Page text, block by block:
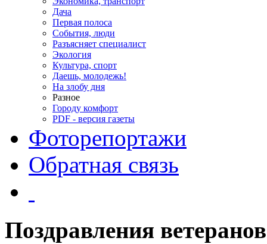
Дача
Первая полоса
События, люди
Разъясняет специалист
Экология
Культура, спорт
Даешь, молодежь!
На злобу дня
Разное
Городу комфорт
PDF - версия газеты
Фоторепортажи
Обратная связь
Поздравления